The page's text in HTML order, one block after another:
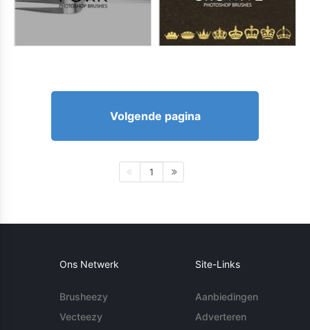
Volgende pagina
1
Ons Netwerk
Brusheezy
Vecteezy
Site-Links
Aanbiedingen
Adverteren